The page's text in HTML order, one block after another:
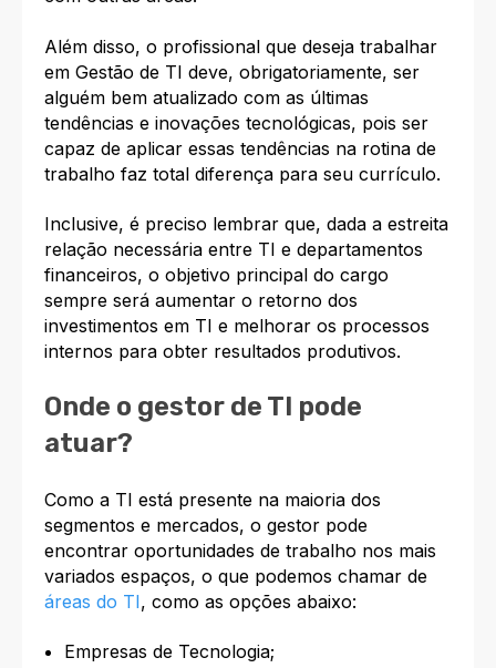
Além disso, o profissional que deseja trabalhar
em Gestão de TI deve, obrigatoriamente, ser
alguém bem atualizado com as últimas
tendências e inovações tecnológicas, pois ser
capaz de aplicar essas tendências na rotina de
trabalho faz total diferença para seu currículo.
Inclusive, é preciso lembrar que, dada a estreita
relação necessária entre TI e departamentos
financeiros, o objetivo principal do cargo
sempre será aumentar o retorno dos
investimentos em TI e melhorar os processos
internos para obter resultados produtivos.
Onde o gestor de TI pode
atuar?
Como a TI está presente na maioria dos
segmentos e mercados, o gestor pode
encontrar oportunidades de trabalho nos mais
variados espaços, o que podemos chamar de
áreas do TI, como as opções abaixo:
Empresas de Tecnologia;